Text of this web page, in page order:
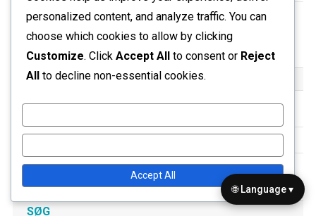
4-2-4 Formation: Vingespillerroller, Indlægsteknikker,
Målscoringmuligheder
KATEGORIER
4-2-4 Taktiske Fordele
SØG
personalized content, and analyze traffic. You can
choose which cookies to allow by clicking
Customize. Click Accept All to consent or Reject
All to decline non-essential cookies.
Accept All
🌐 Language ▾